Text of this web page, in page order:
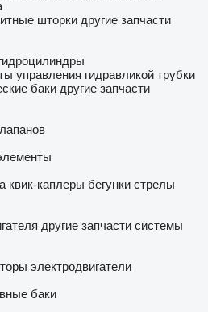
шторки другие запчасти
управления гидравликой трубки
баки другие запчасти
квик-каплеры бегунки стрелы
другие запчасти системы
электродвигатели
баки